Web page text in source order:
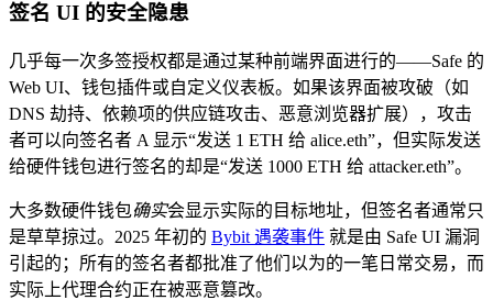
签名 UI 的安全隐患
几乎每一次多签授权都是通过某种前端界面进行的——Safe 的
Web UI、钱包插件或自定义仪表板。如果该界面被攻破（如
DNS 劫持、依赖项的供应链攻击、恶意浏览器扩展），攻击
者可以向签名者 A 显示“发送 1 ETH 给 alice.eth”，但实际发送
给硬件钱包进行签名的却是“发送 1000 ETH 给 attacker.eth”。
大多数硬件钱包确实会显示实际的目标地址，但签名者通常只
是草草掠过。2025 年初的 Bybit 遇袭事件 就是由 Safe UI 漏洞
引起的；所有的签名者都批准了他们以为的一笔日常交易，而
实际上代理合约正在被恶意篡改。